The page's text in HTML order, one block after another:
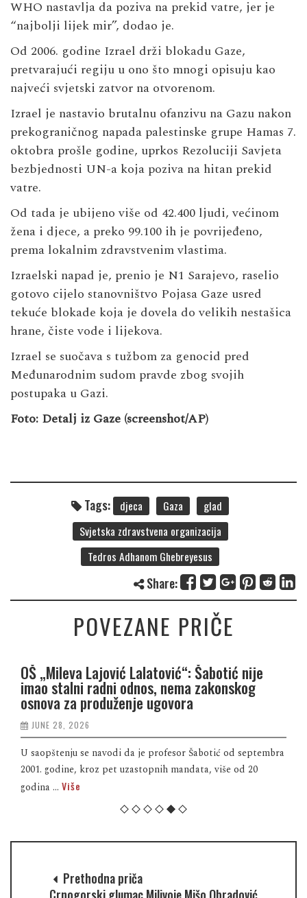
WHO nastavlja da poziva ​​na prekid vatre, jer je
“najbolji lijek mir”, dodao je.
Od 2006. godine Izrael drži blokadu Gaze,
pretvarajući regiju u ono što mnogi opisuju kao
najveći svjetski zatvor na otvorenom.
Izrael je nastavio brutalnu ofanzivu na Gazu nakon
prekograničnog napada palestinske grupe Hamas 7.
oktobra prošle godine, uprkos Rezoluciji Savjeta
bezbjednosti UN-a koja poziva na hitan prekid
vatre.
Od tada je ubijeno više od 42.400 ljudi, većinom
žena i djece, a preko 99.100 ih je povrijeđeno,
prema lokalnim zdravstvenim vlastima.
Izraelski napad je, prenio je N1 Sarajevo, raselio
gotovo cijelo stanovništvo Pojasa Gaze usred
tekuće blokade koja je dovela do velikih nestašica
hrane, čiste vode i lijekova.
Izrael se suočava s tužbom za genocid pred
Međunarodnim sudom pravde zbog svojih
postupaka u Gazi.
Foto: Detalj iz Gaze (screenshot/AP)
Tags: djeca Gaza
glad
Svjetska zdravstvena organizacija
Tedros Adhanom Ghebreyesus
Share:
POVEZANE PRIČE
OŠ „Mileva Lajović Lalatović“: Šabotić nije
imao stalni radni odnos, nema zakonskog
osnova za produženje ugovora
JUNE 28, 2026
U saopštenju se navodi da je profesor Šabotić od septembra
2001. godine, kroz pet uzastopnih mandata, više od 20
godina ... Više
Prethodna priča